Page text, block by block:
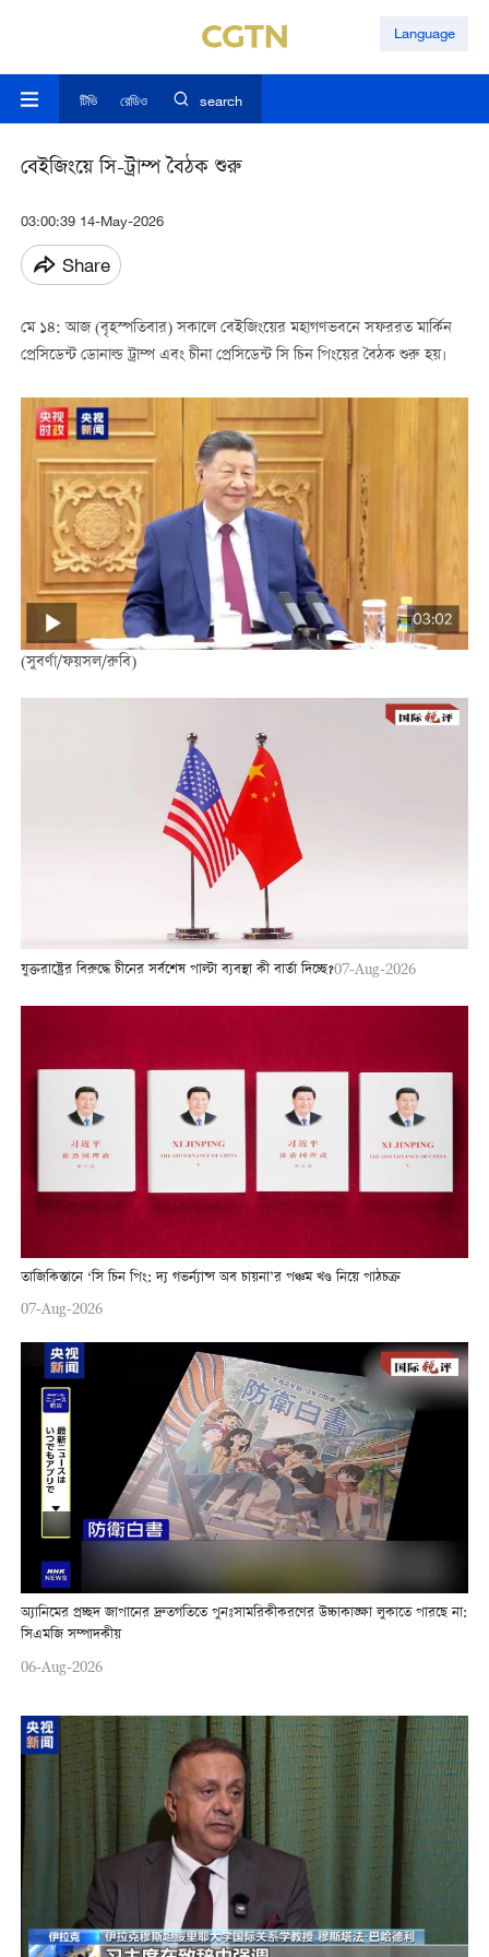
Language
টিভি রেডিও search
বেইজিংয়ে সি-ট্রাম্প বৈঠক শুরু
03:00:39 14-May-2026
Share
মে ১৪: আজ (বৃহস্পতিবার) সকালে বেইজিংয়ের মহাগণভবনে সফররত মার্কিন
প্রেসিডেন্ট ডোনাল্ড ট্রাম্প এবং চীনা প্রেসিডেন্ট সি চিন পিংয়ের বৈঠক শুরু হয়।
(সুবর্ণা/ফয়সল/রুবি)
যুক্তরাষ্ট্রের বিরুদ্ধে চীনের সর্বশেষ পাল্টা ব্যবস্থা কী বার্তা দিচ্ছে?07-Aug-2026
তাজিকিস্তানে ‘সি চিন পিং: দ্য গভর্ন্যান্স অব চায়না’র পঞ্চম খণ্ড নিয়ে পাঠচক্র
07-Aug-2026
অ্যানিমের প্রচ্ছদ জাপানের দ্রুতগতিতে পুনঃসামরিকীকরণের উচ্চাকাঙ্ক্ষা লুকাতে পারছে না:
সিএমজি সম্পাদকীয়
06-Aug-2026